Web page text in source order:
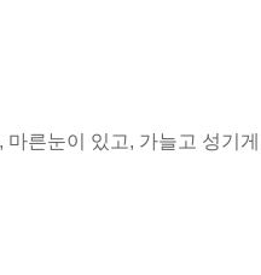
른눈이 있고, 가늘고 성기